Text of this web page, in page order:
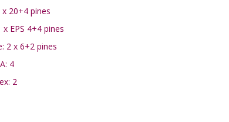
20+4 pines
EPS 4+4 pines
2 x 6+2 pines
4
2